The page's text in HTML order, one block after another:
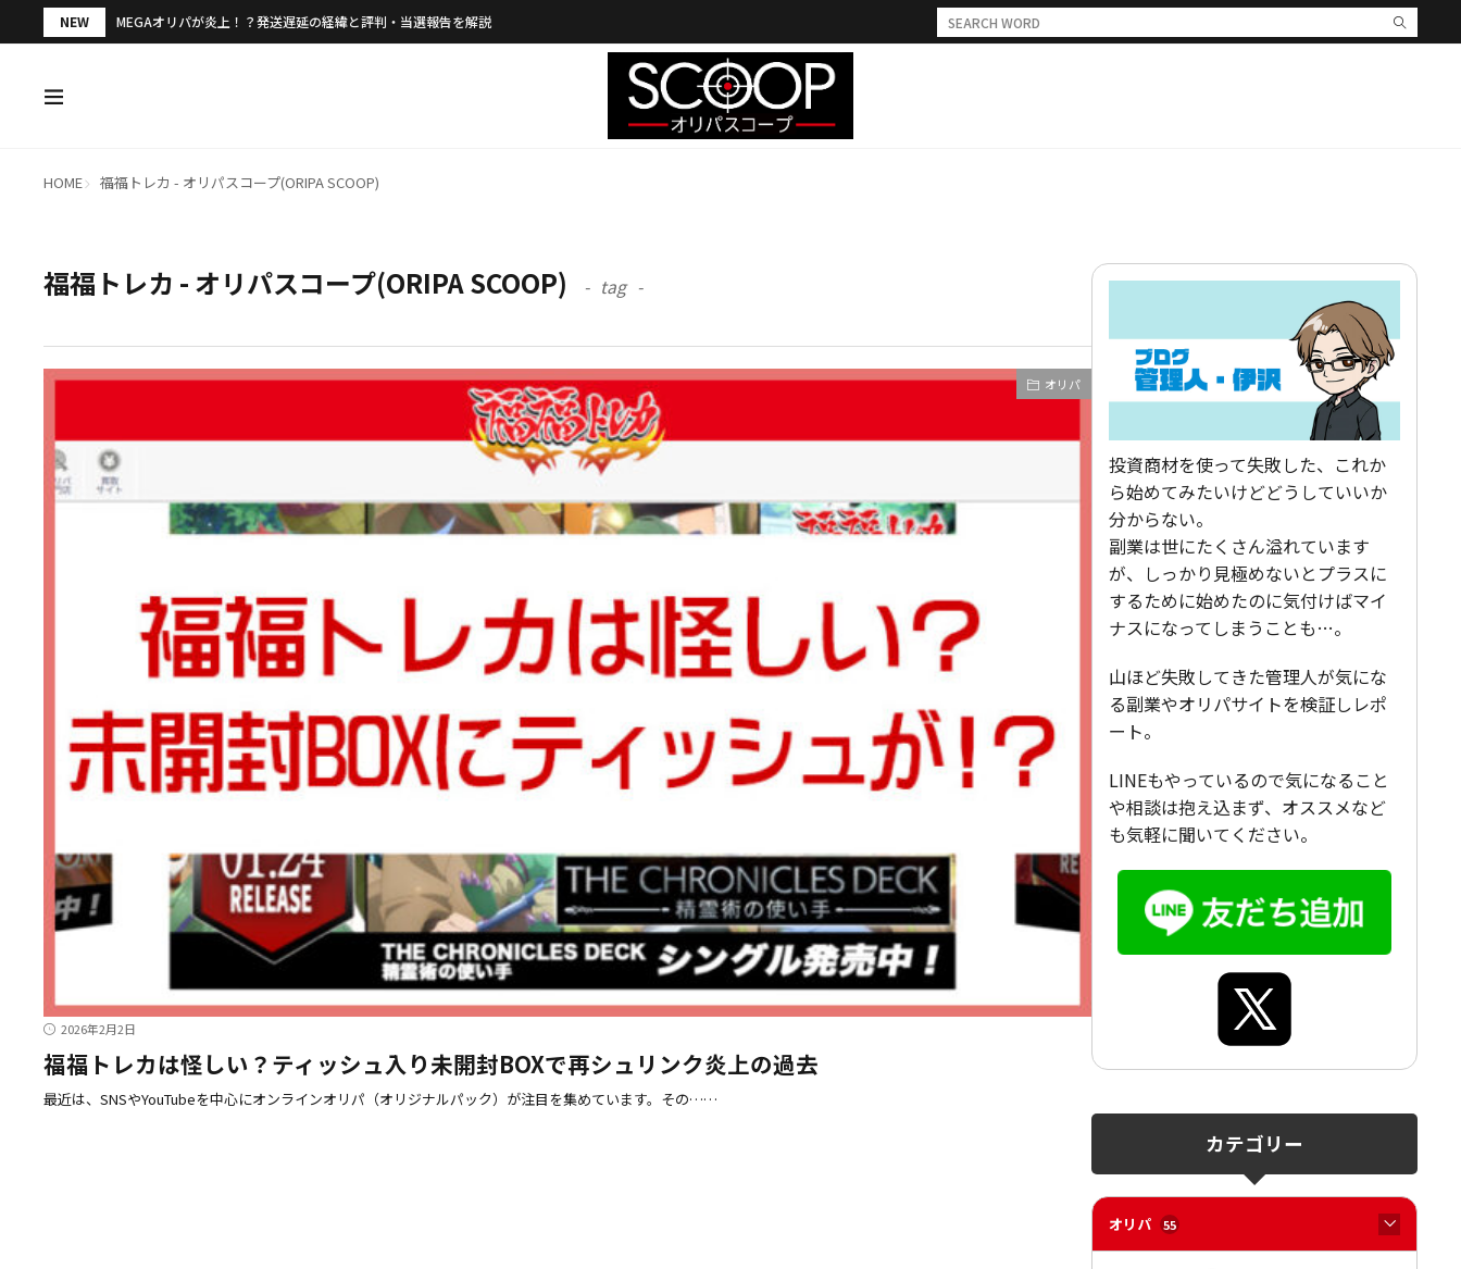
NEW MEGAオリパが炎上！？発送遅延の経緯と評判・当選報告を解説
HOME 福福トレカ - オリパスコープ(ORIPA SCOOP)
福福トレカ - オリパスコープ(ORIPA SCOOP) tag
オリパ
2026年2月2日
福福トレカは怪しい？ティッシュ入り未開封BOXで再シュリンク炎上の過去
最近は、SNSやYouTubeを中心にオンラインオリパ（オリジナルパック）が注目を集めています。その……
投資商材を使って失敗した、これか
ら始めてみたいけどどうしていいか
分からない。
副業は世にたくさん溢れています
が、しっかり見極めないとプラスに
するために始めたのに気付けばマイ
ナスになってしまうことも…。
山ほど失敗してきた管理人が気にな
る副業やオリパサイトを検証しレポ
ート。
LINEもやっているので気になること
や相談は抱え込まず、オススメなど
も気軽に聞いてください。
カテゴリー
オリパ 55